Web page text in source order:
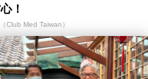
！
Club Med Taiwan）